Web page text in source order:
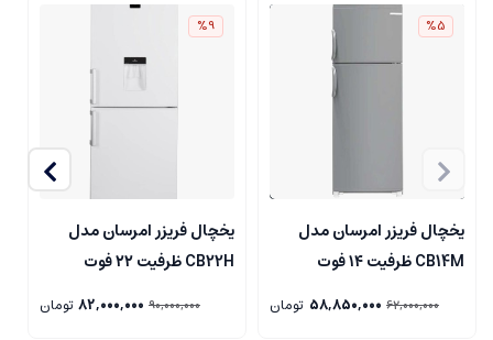
%5
یخچال فریزر امرسان مدل
CB14M ظرفیت ۱۴ فوت
62,000,000
58,850,000 تومان
%9
یخچال فریزر امرسان مدل
CB22H ظرفیت ۲۲ فوت
90,000,000
82,000,000 تومان